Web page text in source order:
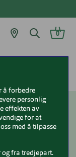
0
å forbedre
personlig
effekten av
for at
med å tilpasse
og fra tredjepart.